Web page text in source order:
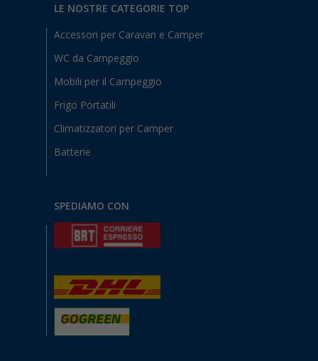
LE NOSTRE CATEGORIE TOP
Accessori per Caravan e Camper
WC da Campeggio
Mobili per il Campeggio
Frigo Portatili
Climatizzatori per Camper
Batterie
SPEDIAMO CON